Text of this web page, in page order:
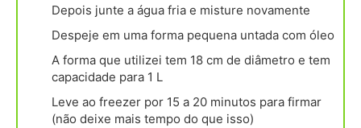
Depois junte a água fria e misture novamente
Despeje em uma forma pequena untada com óleo
A forma que utilizei tem 18 cm de diâmetro e tem
capacidade para 1 L
Leve ao freezer por 15 a 20 minutos para firmar
(não deixe mais tempo do que isso)